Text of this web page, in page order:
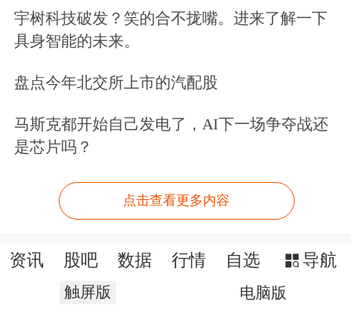
宇树科技破发？笑的合不拢嘴。进来了解一下
具身智能的未来。
盘点今年北交所上市的汽配股
马斯克都开始自己发电了，AI下一场争夺战还
是芯片吗？
点击查看更多内容
资讯 股吧 数据 行情 自选 导航
触屏版 电脑版